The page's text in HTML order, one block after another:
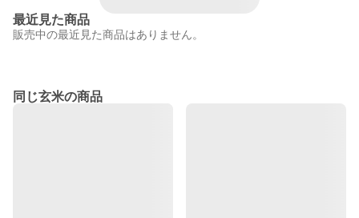
最近見た商品
販売中の最近見た商品はありません。
同じ玄米の商品